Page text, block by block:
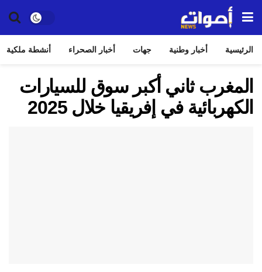
الرئيسية أخبار وطنية جهات أخبار الصحراء أنشطة ملكية
المغرب ثاني أكبر سوق للسيارات
الكهربائية في إفريقيا خلال 2025